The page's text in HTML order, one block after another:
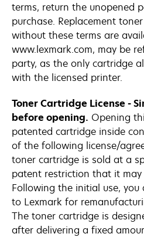
terms, return the unopened
purchase. Replacement
without these terms are
www.lexmark.com, may be
party, as the only cartridge
with the licensed printer.
Toner Cartridge License -
before opening. Opening
patented cartridge inside
of the following license/
toner cartridge is sold at a
patent restriction that it may
Following the initial use,
to Lexmark for
The toner cartridge is
after delivering a fixed